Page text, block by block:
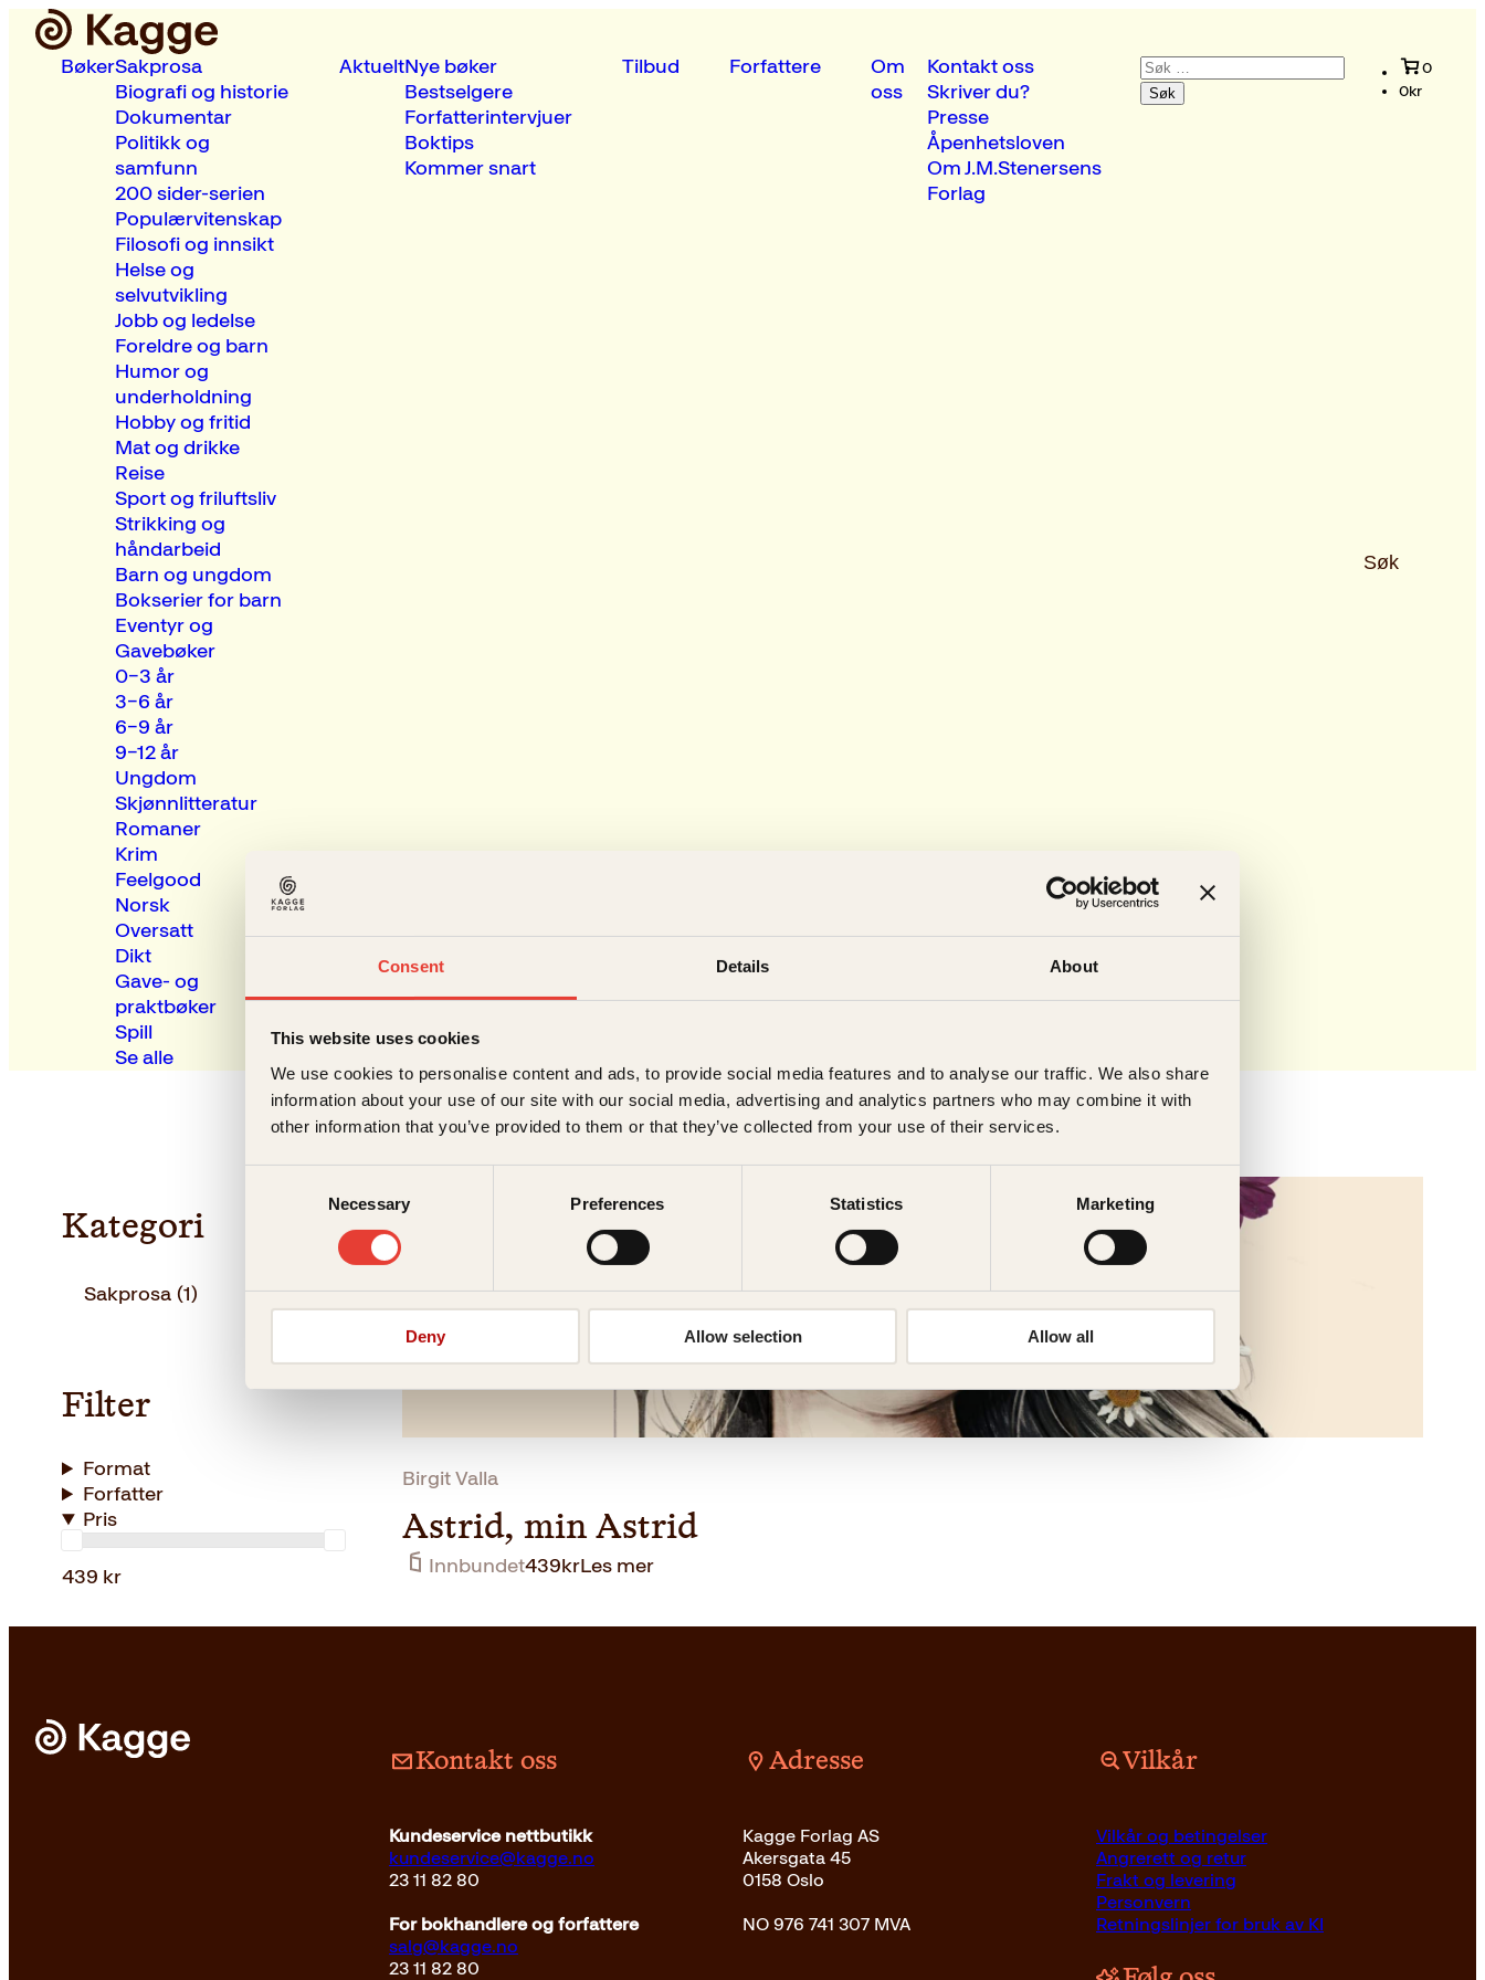
Consent Details About
This website uses cookies
We use cookies to personalise content and ads, to provide social media features and to analyse our traffic. We also share
information about your use of our site with our social media, advertising and analytics partners who may combine it with
other information that you’ve provided to them or that they’ve collected from your use of their services.
Necessary Preferences Statistics Marketing
Deny Allow selection Allow all
BøkerSakprosa
Biografi og historie
Dokumentar
Politikk og
samfunn
200 sider-serien
Populærvitenskap
Filosofi og innsikt
Helse og
selvutvikling
Jobb og ledelse
Foreldre og barn
Humor og
underholdning
Hobby og fritid
Mat og drikke
Reise
Sport og friluftsliv
Strikking og
håndarbeid
Barn og ungdom
Bokserier for barn
Eventyr og
Gavebøker
0–3 år
3–6 år
6–9 år
9–12 år
Ungdom
Skjønnlitteratur
Romaner
Krim
Feelgood
Norsk
Oversatt
Dikt
Gave- og
praktbøker
Spill
Se alle
AktueltNye bøker
Bestselgere
Forfatterintervjuer
Boktips
Kommer snart
Tilbud Forfattere
Om
oss
Kontakt oss
Skriver du?
Presse
Åpenhetsloven
Om J.M.Stenersens
Forlag
Søk
etter:
Søk
0
0kr
Kategori
Sakprosa (1)
Filter
Format
Forfatter
Pris
439 kr
Birgit Valla
Astrid, min Astrid
Innbundet439krLes mer
Kontakt oss
Kundeservice nettbutikk
kundeservice@kagge.no
23 11 82 80
For bokhandlere og forfattere
salg@kagge.no
23 11 82 80
Adresse
Kagge Forlag AS
Akersgata 45
0158 Oslo
NO 976 741 307 MVA
Vilkår
Vilkår og betingelser
Angrerett og retur
Frakt og levering
Personvern
Retningslinjer for bruk av KI